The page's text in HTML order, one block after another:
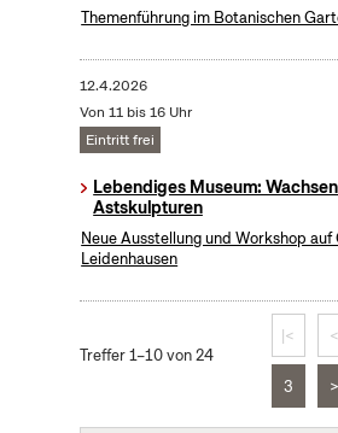
Themenführung im Botanischen
12.4.2026
Von 11 bis 16 Uhr
Eintritt frei
Lebendiges Museum:
Astskulpturen
Neue Ausstellung und Workshop auf
Leidenhausen
Treffer 1–10 von 24
|< <
3 >